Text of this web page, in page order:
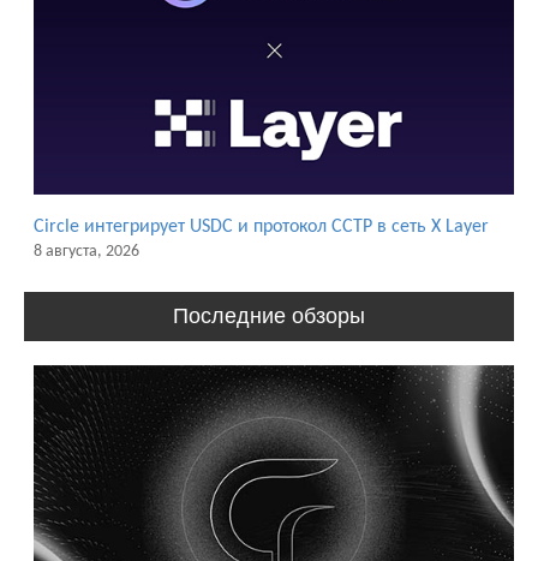
Circle интегрирует USDC и протокол CCTP в сеть X Layer
8 августа, 2026
Последние обзоры